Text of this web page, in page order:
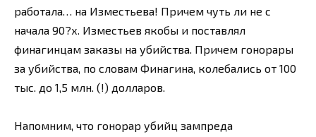
работала… на Изместьева! Причем чуть ли не с
начала 90?х. Изместьев якобы и поставлял
финагинцам заказы на убийства. Причем гонорары
за убийства, по словам Финагина, колебались от 100
тыс. до 1,5 млн. (!) долларов.
Напомним, что гонорар убийц зампреда